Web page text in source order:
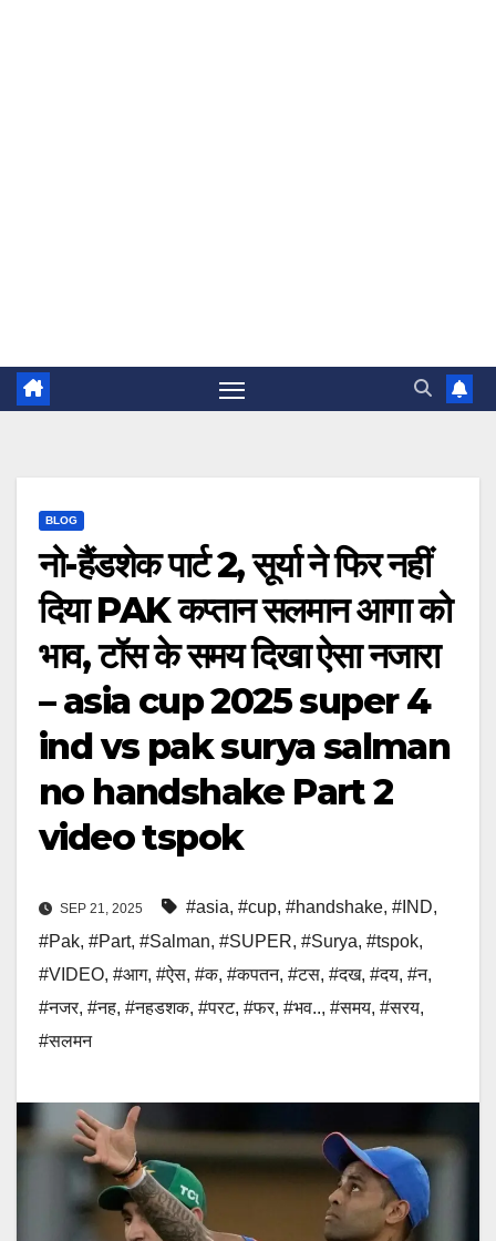
BLOG
नो-हैंडशेक पार्ट 2, सूर्या ने फिर नहीं
दिया PAK कप्तान सलमान आगा को
भाव, टॉस के समय दिखा ऐसा नजारा
– asia cup 2025 super 4
ind vs pak surya salman
no handshake Part 2
video tspok
SEP 21, 2025 #asia, #cup, #handshake, #IND,
#Pak, #Part, #Salman, #SUPER, #Surya, #tspok,
#VIDEO, #आग, #ऐस, #क, #कपतन, #टस, #दख, #दय, #न,
#नजर, #नह, #नहडशक, #परट, #फर, #भव.., #समय, #सरय,
#सलमन